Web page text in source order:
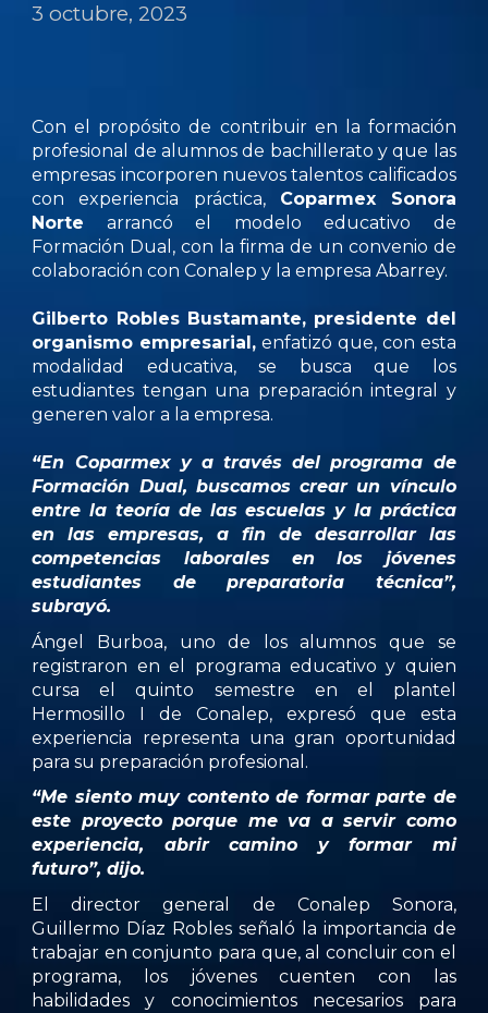
3 octubre, 2023
Con el propósito de contribuir en la formación
profesional de alumnos de bachillerato y que las
empresas incorporen nuevos talentos calificados
con experiencia práctica, Coparmex Sonora
Norte arrancó el modelo educativo de
Formación Dual, con la firma de un convenio de
colaboración con Conalep y la empresa Abarrey.
Gilberto Robles Bustamante, presidente del
organismo empresarial, enfatizó que, con esta
modalidad educativa, se busca que los
estudiantes tengan una preparación integral y
generen valor a la empresa.
“En Coparmex y a través del programa de
Formación Dual, buscamos crear un vínculo
entre la teoría de las escuelas y la práctica
en las empresas, a fin de desarrollar las
competencias laborales en los jóvenes
estudiantes de preparatoria técnica”,
subrayó.
Ángel Burboa, uno de los alumnos que se
registraron en el programa educativo y quien
cursa el quinto semestre en el plantel
Hermosillo I de Conalep, expresó que esta
experiencia representa una gran oportunidad
para su preparación profesional.
“Me siento muy contento de formar parte de
este proyecto porque me va a servir como
experiencia, abrir camino y formar mi
futuro”, dijo.
El director general de Conalep Sonora,
Guillermo Díaz Robles señaló la importancia de
trabajar en conjunto para que, al concluir con el
programa, los jóvenes cuenten con las
habilidades y conocimientos necesarios para